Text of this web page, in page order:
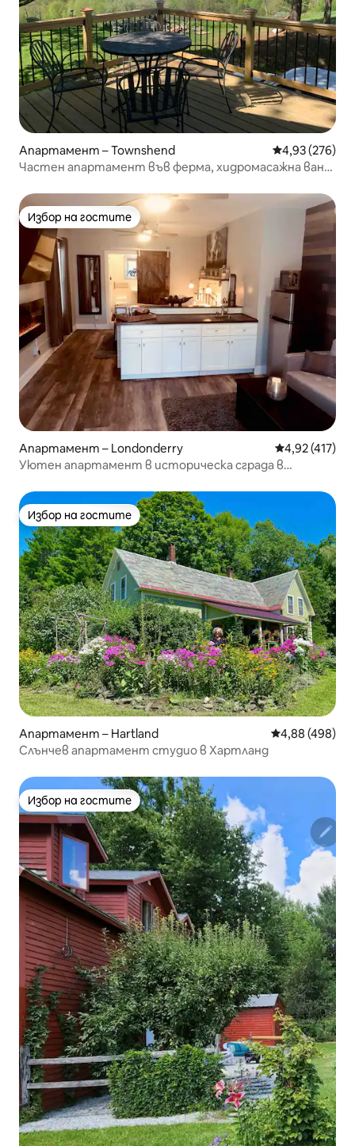
Апартамент – Townshend Средна
4,93 (276)
Частен апартамент във ферма, хидромасажна вана
Избор на гостите
Избор на гостите
Апартамент – Londonderry Средна
4,92 (417)
Уютен апартамент в историческа сграда в
Избор на гостите
Избор на гостите
Апартамент – Hartland Средна
4,88 (498)
Слънчев апартамент студио в Хартланд
Избор на гостите
Избор на гостите